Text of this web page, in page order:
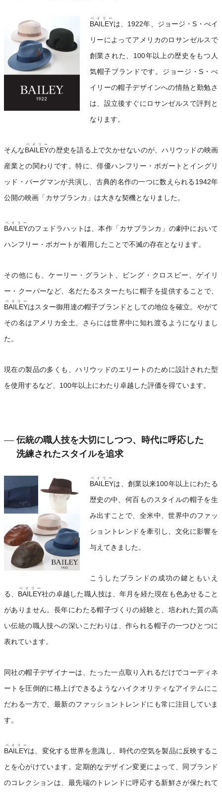
BAILEY
ベイリー
は、1922年、ジョージ・S・べイ
リーによってアメリカのロサンゼルスで
創業された、100年以上の歴史をもつ人
気帽子ブランドです。ジョージ・S・べ
イリーの帽子デザインへの情熱と勤勉さ
は、設立後すぐにロサンゼルスで評判と
なります。
そんなBAILEY
ベイリー
の歴史を語る上で欠かせないのが、ハリウッドの映画
産業との関わりです。特に、俳優ハンフリー・ボガートとイングリ
ッド・バーグマンが共演し、古典的名作の一つに数えられる1942年
公開の映画「カサブランカ」は大きな契機となりました。
BAILEY
ベイリー
のフェドラハットは、本作「カサブランカ」の劇中において
ハンフリー・ボガートが着用したことで不滅の存在となります。
その他にも、ケーリー・グラント、ビング・クロスビー、ゲイリ
ー・クーパーなど、名だたるスターたちに帽子を提供することで、
BAILEY
ベイリー
はスター御用達の帽子ブランドとしての地位を確立。やがて
その名はアメリカ全土、さらには世界中に知れ渡るようになりまし
た。
現在の製品の多くも、ハリウッドのエリートのために設計された型
を使用するなど、100年以上にわたり卓越した評価を得ています。
伝統の職人技を大切にしつつ、時代に呼応した
洗練されたスタイルを追求
BAILEY
ベイリー
は、創業以来100年以上にわたる
歴史の中、何百ものスタイルの帽子を生
み出すことで、全米中、世界中のファッ
ショントレンドを牽引し、文化に影響を
与えてきました。
こうしたブランドの成功の鍵ともいえ
る、 BAILEY
ベイリー
社の卓越した職人技は、年月を経た現在も色あせること
がありません。長年にわたる帽子づくりの経験と、培われた質の高
い伝統の職人技への深いこだわりは、作られる帽子の一つひとつに
表れています。
同社の帽子デザイナーは、たった一点取り入れるだけでコーディネ
ートを圧倒的に格上げできるようなハイクオリティなアイテムにこ
だわる一方で、最新のファッショントレンドにも常に注目していま
す。
BAILEY
ベイリー
は、変化する世界を意識し、時代の空気を製品に反映するこ
とを心がけています。定期的なデザイン変更によって、同ブランド
のコレクションは、最先端のトレンドに呼応する新鮮さが保たれて